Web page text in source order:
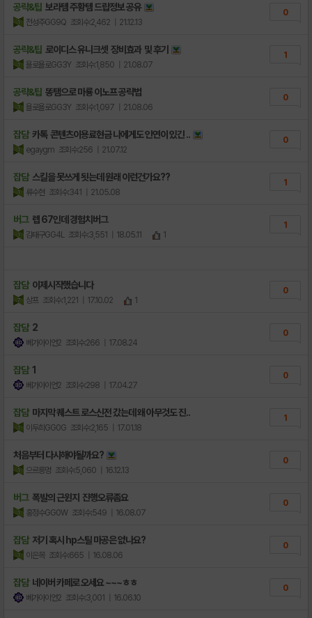
공략&팁 보라템 주황템 드랍정보 공유
전성주GG9Q 조회수:2,462 | 21.12.13
0
공략&팁 로이디스 유니크셋 장비효과 및 후기
욜로욜로GG3Y 조회수:1,850 | 21.08.07
1
공략&팁 똥탬으로 마룡 이노프 공략법
욜로욜로GG3Y 조회수:1,097 | 21.08.06
0
잡담 카톡 콘텐츠이용료현금 나에게도 인연이 있긴 ..
egaygm 조회수:256 | 21.07.12
0
잡담 스킬을 못쓰게 됫는데 원래 이런건가요??
류수현 조회수:341 | 21.05.08
1
버그 렙 67인데 경험치버그
김태구GG4L 조회수:3,551 | 18.05.11 1
1
잡담 이제시작했습니다
상프 조회수:1,221 | 17.10.02 1
0
잡담 2
베가아이언2 조회수:266 | 17.08.24
0
잡담 1
베가아이언2 조회수:298 | 17.04.27
0
잡담 마지막 퀘스트 로스신전 갔는데 왜 아무것도 진..
이두희GG0G 조회수:2,165 | 17.01.18
1
처음부터 다시해야될까요?
으르릉멍 조회수:5,060 | 16.12.13
0
버그 폭발의 근윈지 진행오류좀요
홍정수GG0W 조회수:549 | 16.08.07
0
잡담 저기 혹시 hp스틸 마공은 없나요?
이은목 조회수:665 | 16.08.06
0
잡담 네이버 카페로 오세요 ~~~ㅎㅎ
베가아이언2 조회수:3,001 | 16.06.10
0